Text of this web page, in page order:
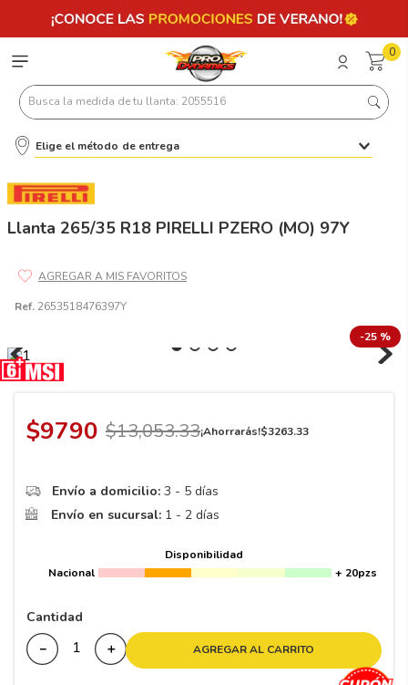
0
Busca la medida de tu llanta: 2055516
Elige el método de entrega
Llanta 265/35 R18 PIRELLI PZERO (MO) 97Y
Ref. 2653518476397Y
-25 %
$9790 $13,053.33¡Ahorrarás!$3263.33
Envío a domicilio: 3 - 5 días
Envío en sucursal: 1 - 2 días
Disponibilidad
Nacional
+ 20pzs
Cantidad
＋
－ AGREGAR AL CARRITO
Términos más buscados
6. 185